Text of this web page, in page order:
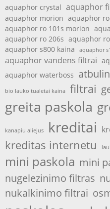
aquaphor crystal aquaphor
aquaphor morion aquaphor ro
aquaphor ro 101s morion
aquaphor ro 206s aquaphor
aquaphor s800 kaina
aquaphor
aquaphor vandens filtrai
aquaphor waterboss
bio lauko tualetai kaina filtrai
greita paskola
kanapiu aliejus kreditai
kreditas internetu
mini paskola mini
nugelezinimo filtras
nukalkinimo filtrai